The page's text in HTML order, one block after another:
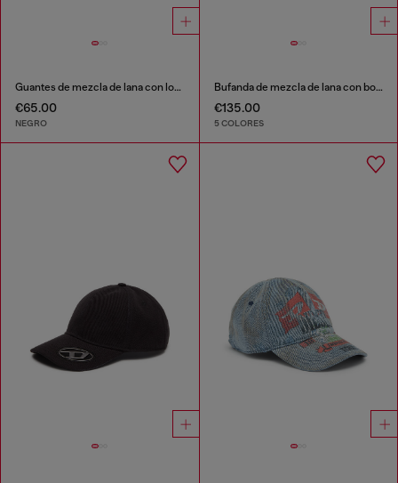
Guantes de mezcla de lana con logotipo Oval D
€65.00
NEGRO
Bufanda de mezcla de lana con bordes de flecos
€135.00
5 COLORES